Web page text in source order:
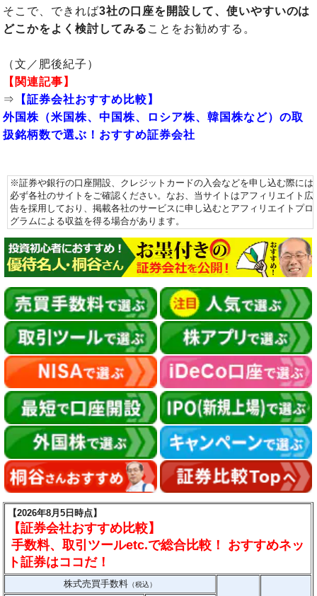
そこで、できれば3社の口座を開設して、使いやすいのは
どこかをよく検討してみる ことをお勧めする。
（文／肥後紀子）
【関連記事】
⇒
【証券会社おすすめ比較】
外国株（米国株、中国株、ロシア株、韓国株など）の取
扱銘柄数で選ぶ！おすすめ証券会社
※証券や銀行の口座開設、クレジットカードの入会などを申し込む際には
必ず各社のサイトをご確認ください。なお、当サイトはアフィリエイト広
告を採用しており、掲載各社のサービスに申し込むとアフィリエイトプロ
グラムによる収益を得る場合があります。
【2026年8月5日時点】
【証券会社おすすめ比較】
手数料、取引ツールetc.で総合比較！ おすすめネッ
ト証券はココだ！
株式売買手数料 （税込）